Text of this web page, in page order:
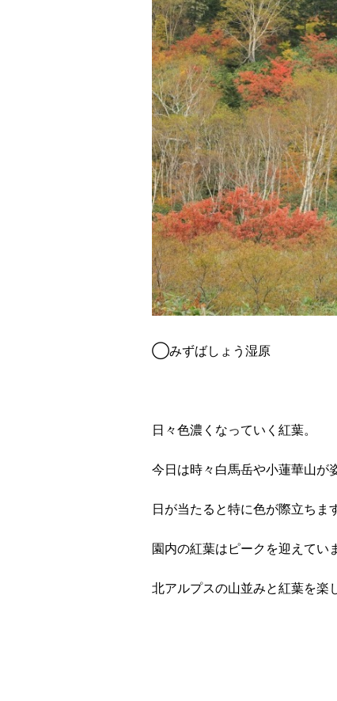
◯みずばしょう湿原
日々色濃くなっていく紅葉。
今日は時々白馬岳や小蓮華山が
日が当たると特に色が際立ちま
園内の紅葉はピークを迎えてい
北アルプスの山並みと紅葉を楽